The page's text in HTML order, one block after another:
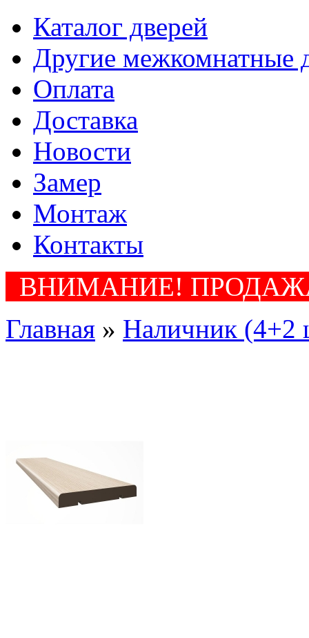
Каталог дверей
Другие межкомнатные
Оплата
Доставка
Новости
Замер
Монтаж
Контакты
ВНИМАНИЕ!
Главная » Наличник